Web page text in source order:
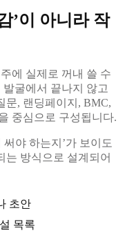
’이 아니라 작
에 실제로 꺼내 쓸 수
굴에서 끝나지 않고
문, 랜딩페이지, BMC,
중심으로 구성됩니다.
야 하는지’가 보이도
는 방식으로 설계되어
초안
목록